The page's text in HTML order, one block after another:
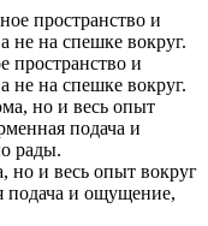
пространство и
не на спешке вокруг.
но и весь опыт вокруг
подача и ощущение,